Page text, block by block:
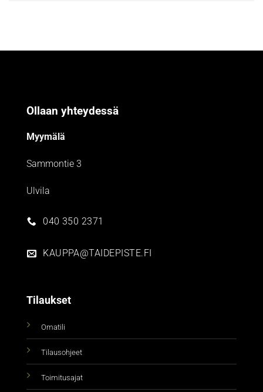
Ollaan yhteydessä
Myymälä
Sammontie 3
Ulvila
040 350 2371
KAUPPA@TAIDEPISTE.FI
Tilaukset
Omatili
Tilausohjeet
Toimitusajat